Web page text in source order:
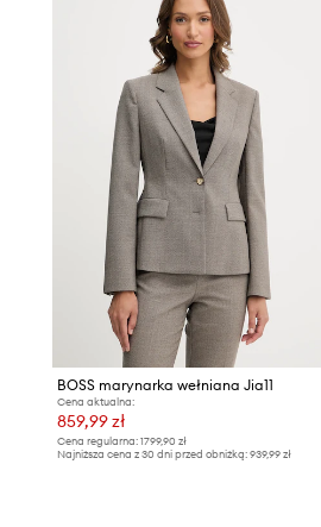
BOSS marynarka wełniana Jia11
Cena aktualna:
859,99 zł
Cena regularna: 1799,90 zł
Najniższa cena z 30 dni przed obniżką: 939,99 zł